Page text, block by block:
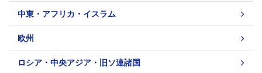
中東・アフリカ・イスラム
欧州
ロシア・中央アジア・旧ソ連諸国